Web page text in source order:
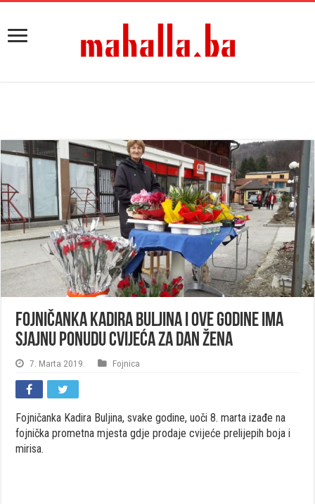
Fojničanka Kadira Buljina i ove godine ima
sjajnu ponudu cvijeća za Dan žena
7. Marta 2019. Fojnica
Fojničanka Kadira Buljina, svake godine, uoči 8. marta izađe na
fojnička prometna mjesta gdje prodaje cvijeće prelijepih boja i
mirisa.